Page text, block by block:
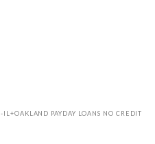
IL+OAKLAND PAYDAY LOANS NO CREDIT